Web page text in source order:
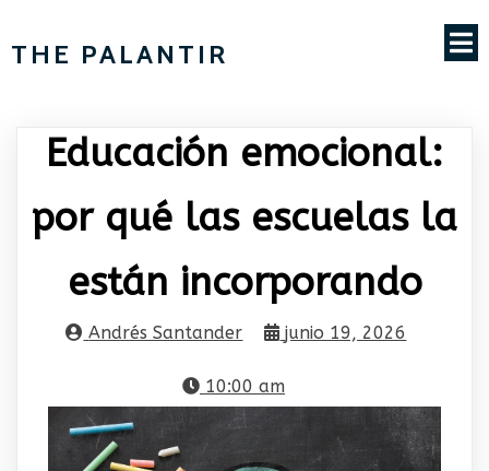
THE PALANTIR
Educación emocional:
por qué las escuelas la
están incorporando
Andrés Santander junio 19, 2026
10:00 am